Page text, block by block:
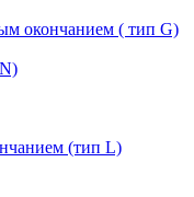
окончанием ( тип G)
(тип L)